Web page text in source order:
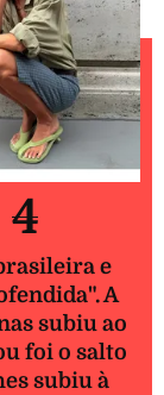
4
e
A
subiu ao
foi o salto
subiu à